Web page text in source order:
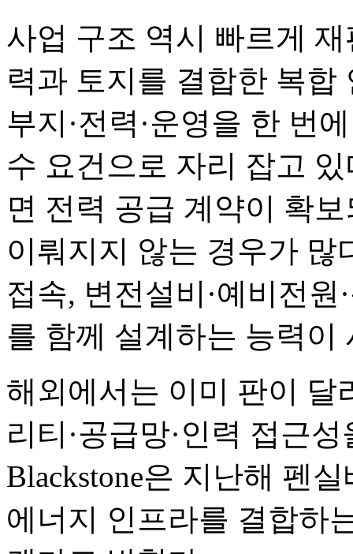
사업 구조 역시 빠르게
력과 토지를 결합한 복
부지·전력·운영을 한 번
수 요건으로 자리 잡고 있
면 전력 공급 계약이 확
이뤄지지 않는 경우가 많
접속, 변전설비·예비전원
를 함께 설계하는 능력이
해외에서는 이미 판이 달
리티·공급망·인력 접근
Blackstone은 지난해 펜
에너지 인프라를 결합하